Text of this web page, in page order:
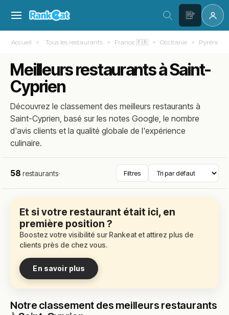
Accueil Tous les restaurants France 🇫🇷 Occitanie
Meilleurs restaurants à Saint-
Cyprien
Découvrez le classement des meilleurs restaurants à
Saint-Cyprien, basé sur les notes Google, le nombre
d'avis clients et la qualité globale de l'expérience
culinaire.
58 restaurants· Filtres
Et si votre restaurant était ici, en
première position ?
Boostez votre visibilité sur Rankeat et attirez plus de
clients près de chez vous.
En savoir plus
Notre classement des meilleurs restaurants